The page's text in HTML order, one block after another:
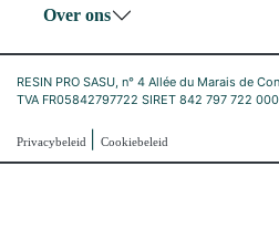
Over ons
RESIN PRO SASU, n° 4 Allée du Marais de
TVA FR05842797722 SIRET 842 797 722
Privacybeleid Cookiebeleid